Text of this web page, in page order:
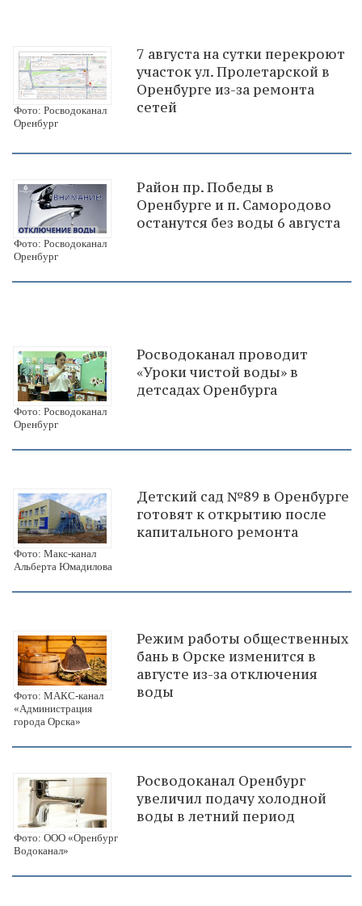
Фото: Росводоканал
Оренбург
7 августа на сутки перекроют
участок ул. Пролетарской в
Оренбурге из-за ремонта
сетей
Фото: Росводоканал
Оренбург
Район пр. Победы в
Оренбурге и п. Самородово
останутся без воды 6 августа
Фото: Росводоканал
Оренбург
Росводоканал проводит
«Уроки чистой воды» в
детсадах Оренбурга
Фото: Макс-канал
Альберта Юмадилова
Детский сад №89 в Оренбурге
готовят к открытию после
капитального ремонта
Фото: МАКС-канал
«Администрация
города Орска»
Режим работы общественных
бань в Орске изменится в
августе из-за отключения
воды
Фото: ООО «Оренбург
Водоканал»
Росводоканал Оренбург
увеличил подачу холодной
воды в летний период